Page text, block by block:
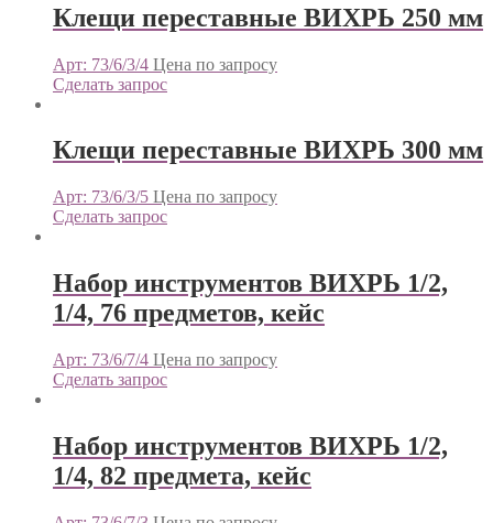
Клещи переставные ВИХРЬ 250 мм
Арт: 73/6/3/4 Цена по запросу
Сделать запрос
Клещи переставные ВИХРЬ 300 мм
Арт: 73/6/3/5 Цена по запросу
Сделать запрос
Набор инструментов ВИХРЬ 1/2,
1/4, 76 предметов, кейс
Арт: 73/6/7/4 Цена по запросу
Сделать запрос
Набор инструментов ВИХРЬ 1/2,
1/4, 82 предмета, кейс